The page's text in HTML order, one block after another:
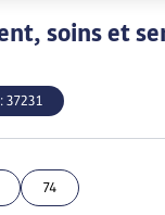
soins et
37231
74